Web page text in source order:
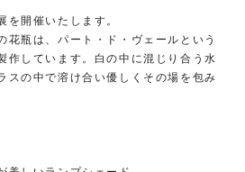
を開催いたします。
花瓶は、パート・ド・ヴェールという
作しています。白の中に混じり合う水
スの中で溶け合い優しくその場を包み